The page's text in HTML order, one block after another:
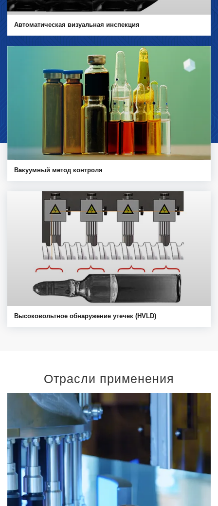
Автоматическая визуальная инспекция
Вакуумный метод контроля
Высоковольтное обнаружение утечек (HVLD)
Отрасли применения